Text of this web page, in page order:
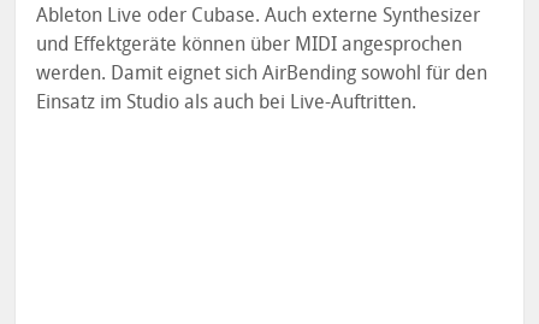
Ableton Live oder Cubase. Auch externe Synthesizer
und Effektgeräte können über MIDI angesprochen
werden. Damit eignet sich AirBending sowohl für den
Einsatz im Studio als auch bei Live-Auftritten.